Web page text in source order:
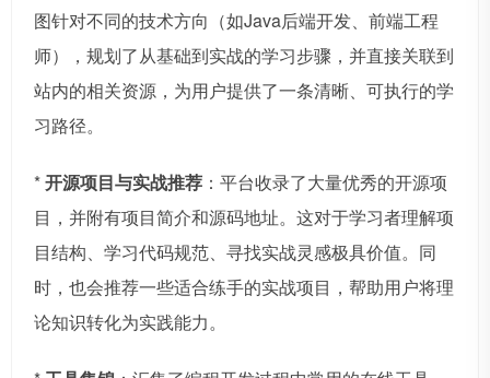
图针对不同的技术方向（如Java后端开发、前端工程
师），规划了从基础到实战的学习步骤，并直接关联到
站内的相关资源，为用户提供了一条清晰、可执行的学
习路径。
*开源项目与实战推荐 ：平台收录了大量优秀的开源项
目，并附有项目简介和源码地址。这对于学习者理解项
目结构、学习代码规范、寻找实战灵感极具价值。同
时，也会推荐一些适合练手的实战项目，帮助用户将理
论知识转化为实践能力。